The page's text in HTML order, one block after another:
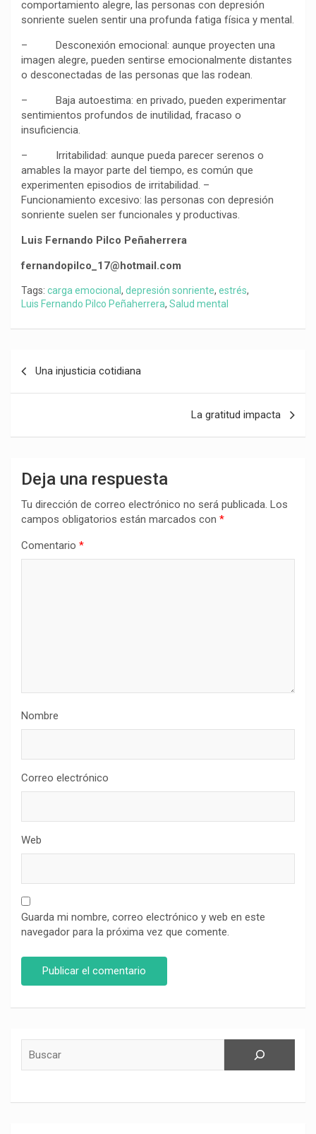
comportamiento alegre, las personas con depresión
sonriente suelen sentir una profunda fatiga física y mental.
– Desconexión emocional: aunque proyecten una
imagen alegre, pueden sentirse emocionalmente distantes
o desconectadas de las personas que las rodean.
– Baja autoestima: en privado, pueden experimentar
sentimientos profundos de inutilidad, fracaso o
insuficiencia.
– Irritabilidad: aunque pueda parecer serenos o
amables la mayor parte del tiempo, es común que
experimenten episodios de irritabilidad. –
Funcionamiento excesivo: las personas con depresión
sonriente suelen ser funcionales y productivas.
Luis Fernando Pilco Peñaherrera
fernandopilco_17@hotmail.com
Tags: carga emocional , depresión sonriente, estrés,
Luis Fernando Pilco Peñaherrera, Salud mental
Una injusticia cotidiana
La gratitud impacta
Deja una respuesta
Tu dirección de correo electrónico no será publicada. Los
campos obligatorios están marcados con *
Comentario *
Nombre
Correo electrónico
Web
Guarda mi nombre, correo electrónico y web en este
navegador para la próxima vez que comente.